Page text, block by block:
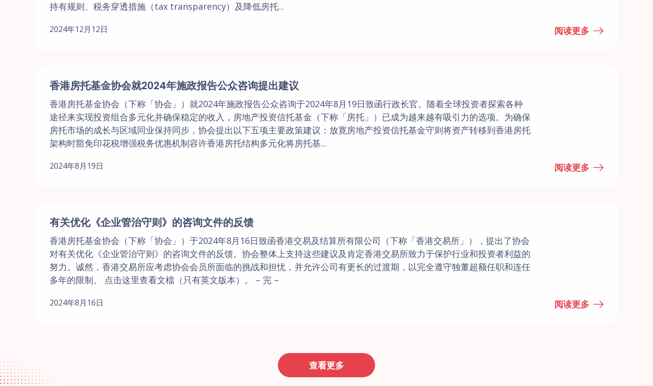
持有规则、税务穿透措施（tax transparency）及降低房托...
2024年12月12日 阅读更多
香港房托基金协会就2024年施政报告公众咨询提出建议
香港房托基金协会（下称「协会」）就2024年施政报告公众咨询于2024年8月19日致函行政长官。随着全球投资者探索各种
途径来实现投资组合多元化并确保稳定的收入，房地产投资信托基金（下称「房托」）已成为越来越有吸引力的选项。为确保
房托市场的成长与区域同业保持同步，协会提出以下五项主要政策建议：放寛房地产投资信托基金守则将资产转移到香港房托
架构时豁免印花税增强税务优惠机制容许香港房托结构多元化将房托基...
2024年8月19日 阅读更多
有关优化《企业管治守则》的咨询文件的反馈
香港房托基金协会（下称「协会」）于2024年8月16日致函香港交易及结算所有限公司（下称「香港交易所」），提出了协会
对有关优化《企业管治守则》的咨询文件的反馈。协会整体上支持这些建议及肯定香港交易所致力于保护行业和投资者利益的
努力。诚然，香港交易所应考虑协会会员所面临的挑战和担忧，并允许公司有更长的过渡期，以完全遵守独董超额任职和连任
多年的限制。 点击这里查看文檔（只有英文版本）。 – 完 –
2024年8月16日 阅读更多
查看更多